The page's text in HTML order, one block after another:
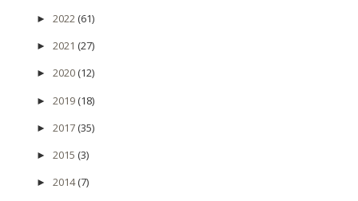
► 2022(61)
► 2021 (27)
► 2020(12)
► 2019(18)
► 2017(35)
► 2015 (3)
► 2014(7)